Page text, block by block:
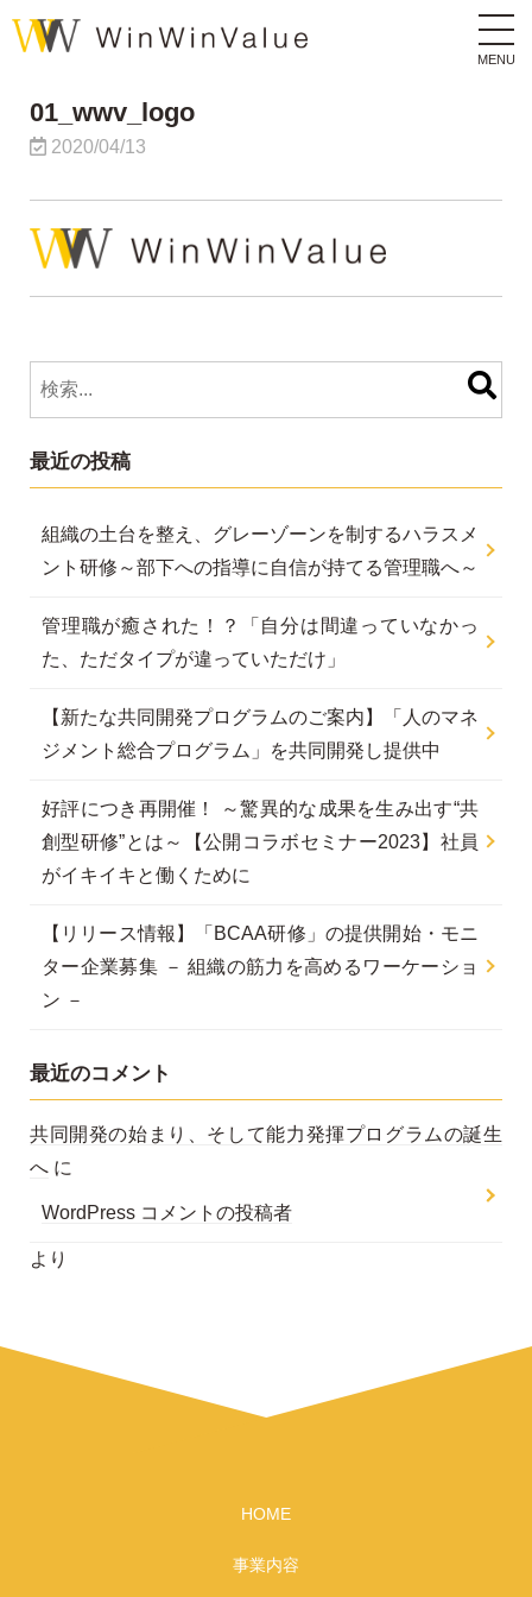
MENU
01_wwv_logo
2020/04/13
最近の投稿
組織の土台を整え、グレーゾーンを制するハラスメ
ント研修～部下への指導に自信が持てる管理職へ～
管理職が癒された！？「自分は間違っていなかっ
た、ただタイプが違っていただけ」
【新たな共同開発プログラムのご案内】「人のマネ
ジメント総合プログラム」を共同開発し提供中
好評につき再開催！ ～驚異的な成果を生み出す“共
創型研修”とは～【公開コラボセミナー2023】社員
がイキイキと働くために
【リリース情報】「BCAA研修」の提供開始・モニ
ター企業募集 － 組織の筋力を高めるワーケーショ
ン －
最近のコメント
共同開発の始まり、そして能力発揮プログラムの誕生
へ に
WordPress コメントの投稿者
より
HOME
事業内容